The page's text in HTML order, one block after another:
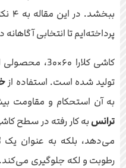
پرداخته‌ایم تا انتخابی
کاشی کلارا
تولید شده است. استفاده از
به آن استحکام و مقاومت
ترانس به کار رفته در سطح
می‌دهد، بلکه به عنوان یک
رطوبت و لکه جلوگیری